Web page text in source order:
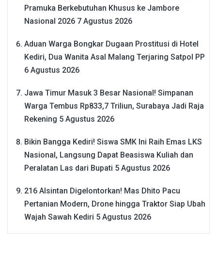
Pramuka Berkebutuhan Khusus ke Jambore
Nasional 2026 7 Agustus 2026
Aduan Warga Bongkar Dugaan Prostitusi di Hotel
Kediri, Dua Wanita Asal Malang Terjaring Satpol PP
6 Agustus 2026
Jawa Timur Masuk 3 Besar Nasional! Simpanan
Warga Tembus Rp833,7 Triliun, Surabaya Jadi Raja
Rekening 5 Agustus 2026
Bikin Bangga Kediri! Siswa SMK Ini Raih Emas LKS
Nasional, Langsung Dapat Beasiswa Kuliah dan
Peralatan Las dari Bupati 5 Agustus 2026
216 Alsintan Digelontorkan! Mas Dhito Pacu
Pertanian Modern, Drone hingga Traktor Siap Ubah
Wajah Sawah Kediri 5 Agustus 2026